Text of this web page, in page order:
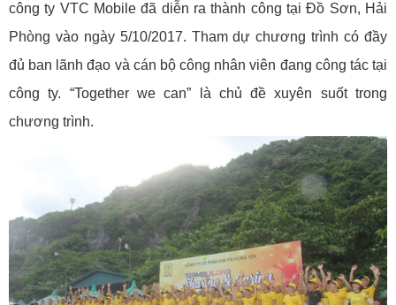
công ty VTC Mobile đã diễn ra thành công tại Đồ Sơn, Hải
Phòng vào ngày 5/10/2017. Tham dự chương trình có đầy
đủ ban lãnh đạo và cán bộ công nhân viên đang công tác tại
công ty. “Together we can” là chủ đề xuyên suốt trong
chương trình.